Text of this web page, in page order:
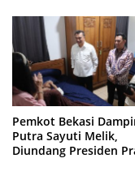
Pemkot Bekasi
Putra Sayuti Melik,
Diundang Presiden